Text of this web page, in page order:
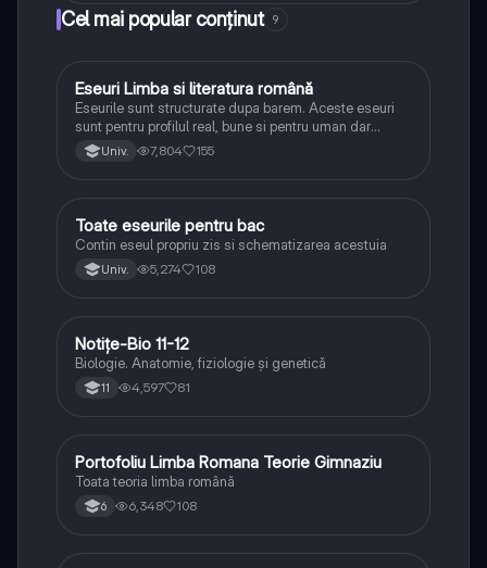
Cel mai popular conținut 9
Limba și literatura română
Eseuri Limba si literatura română
Eseurile sunt structurate dupa barem. Aceste eseuri
sunt pentru profilul real, bune si pentru uman dar
lipsesc relatiile dintre personaje si caracrerizarile.
Univ. 7,804 155
Limba și literatura română
Toate eseurile pentru bac
Contin eseul propriu zis si schematizarea acestuia
Univ. 5,274 108
Biologie
Notițe-Bio 11-12
Biologie. Anatomie, fiziologie și genetică
11 4,597 81
Limba și literatura română
Portofoliu Limba Romana Teorie Gimnaziu
Toata teoria limba română
6 6,348 108